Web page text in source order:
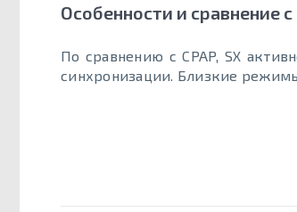
Особенности и сравнение
По сравнению с CPAP, SX
синхронизации. Близкие